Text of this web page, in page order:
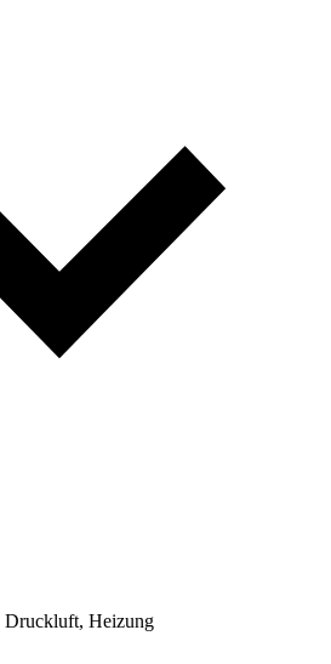
Druckluft, Heizung